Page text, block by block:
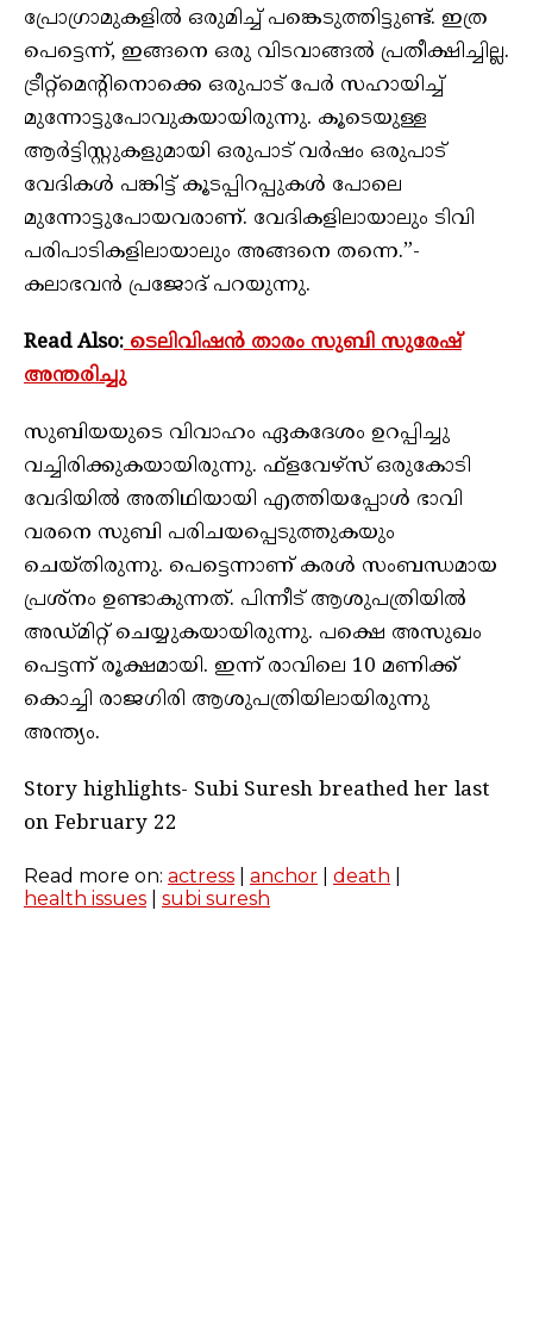
പ്രോഗ്രാമുകളിൽ ഒരുമിച്ച് പങ്കെടുത്തിട്ടുണ്ട്. ഇത്ര
പെട്ടെന്ന്, ഇങ്ങനെ ഒരു വിടവാങ്ങൽ പ്രതീക്ഷിച്ചില്ല.
ട്രീറ്റ്മെൻ്റിനൊക്കെ ഒരുപാട് പേർ സഹായിച്ച്
മുന്നോട്ടുപോവുകയായിരുന്നു. കൂടെയുള്ള
ആർട്ടിസ്റ്റുകളുമായി ഒരുപാട് വർഷം ഒരുപാട്
വേദികൾ പങ്കിട്ട് കൂടപ്പിറപ്പുകൾ പോലെ
മുന്നോട്ടുപോയവരാണ്. വേദികളിലായാലും ടിവി
പരിപാടികളിലായാലും അങ്ങനെ തന്നെ.”-
കലാഭവൻ പ്രജോദ് പറയുന്നു.
Read Also:ടെലിവിഷൻ താരം സുബി സുരേഷ്
അന്തരിച്ചു
സുബിയയുടെ വിവാഹം ഏകദേശം ഉറപ്പിച്ചു
വച്ചിരിക്കുകയായിരുന്നു. ഫ്‌ളവേഴ്‌സ് ഒരുകോടി
വേദിയിൽ അതിഥിയായി എത്തിയപ്പോൾ ഭാവി
വരനെ സുബി പരിചയപ്പെടുത്തുകയും
ചെയ്തിരുന്നു. പെട്ടെന്നാണ് കരൾ സംബന്ധമായ
പ്രശ്‌നം ഉണ്ടാകുന്നത്. പിന്നീട് ആശുപത്രിയിൽ
അഡ്മിറ്റ് ചെയ്യുകയായിരുന്നു. പക്ഷെ അസുഖം
പെട്ടന്ന് രൂക്ഷമായി. ഇന്ന് രാവിലെ 10 മണിക്ക്
കൊച്ചി രാജഗിരി ആശുപത്രിയിലായിരുന്നു
അന്ത്യം.
Story highlights- Subi Suresh breathed her last
on February 22
Read more on: actress anchor death
health issues
subi suresh